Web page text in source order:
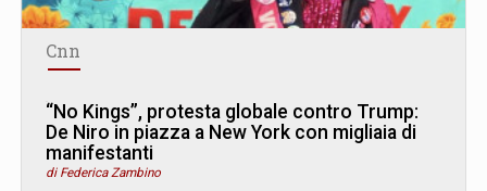
Cnn
“No Kings”, protesta globale contro Trump:
De Niro in piazza a New York con migliaia di
manifestanti
di Federica Zambino